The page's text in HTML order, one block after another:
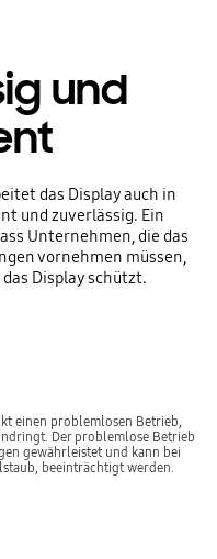
und
das Display auch in
und zuverlässig. Ein
Unternehmen, die das
vornehmen müssen,
Display schützt.
einen problemlosen Betrieb,
Der problemlose Betrieb
gewährleistet und kann bei
beeinträchtigt werden.